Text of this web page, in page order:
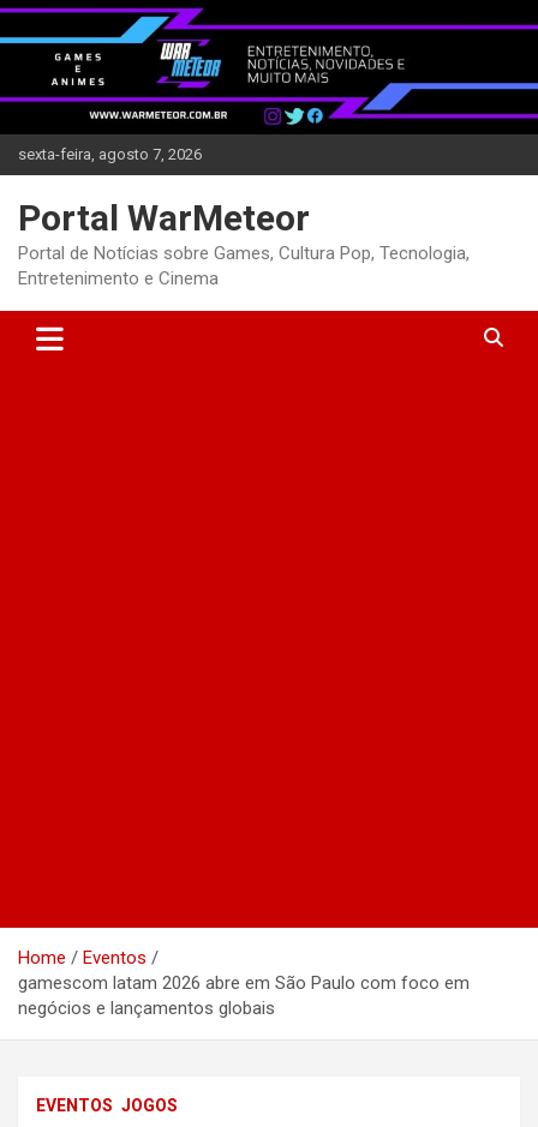
Skip
to
content
sexta-feira, agosto 7, 2026
Portal WarMeteor
Portal de Notícias sobre Games, Cultura Pop, Tecnologia,
Entretenimento e Cinema
Home
Eventos
gamescom latam 2026 abre em São Paulo com foco em
negócios e lançamentos globais
EVENTOS JOGOS